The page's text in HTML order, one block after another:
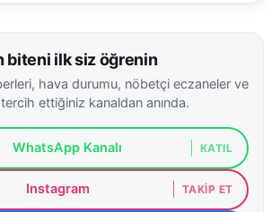
biteni ilk siz öğrenin
hava durumu, nöbetçi eczaneler ve
ettiğiniz kanaldan anında.
WhatsApp Kanalı KATIL
Instagram TAKIP ET